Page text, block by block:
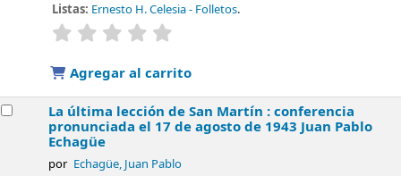
Listas: Ernesto H. Celesia - Folletos.
valoración
Agregar al carrito
La última lección de San Martín : conferencia
pronunciada el 17 de agosto de 1943 Juan Pablo
Echagüe
por Echagüe, Juan Pablo